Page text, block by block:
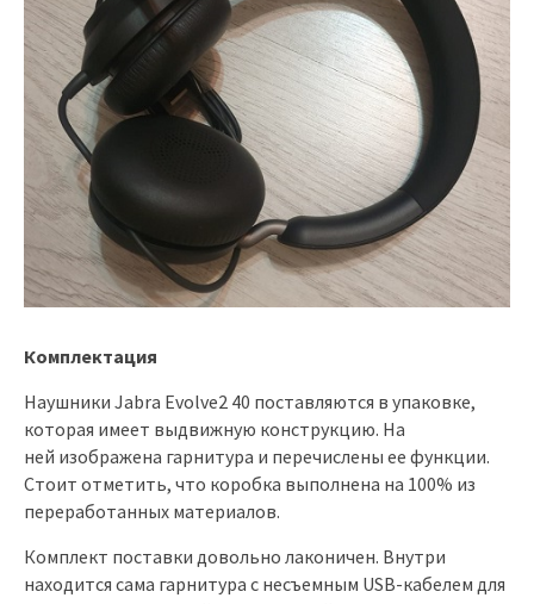
Комплектация
Наушники Jabra Evolve2 40 поставляются в упаковке,
которая имеет выдвижную конструкцию. На
ней изображена гарнитура и перечислены ее функции.
Стоит отметить, что коробка выполнена на 100% из
переработанных материалов.
Комплект поставки довольно лаконичен. Внутри
находится сама гарнитура с несъемным USB-кабелем для